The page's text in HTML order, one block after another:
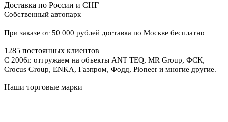
Доставка по России и СНГ
Собственный автопарк
При заказе от 50 000 рублей доставка по Москве бесплатно
1285 постоянных клиентов
С 2006г. отгружаем на объекты ANT TEQ, MR Group, ФСК,
Crocus Group, ENKA, Газпром, Фодд, Pioneer и многие другие.
Наши торговые марки